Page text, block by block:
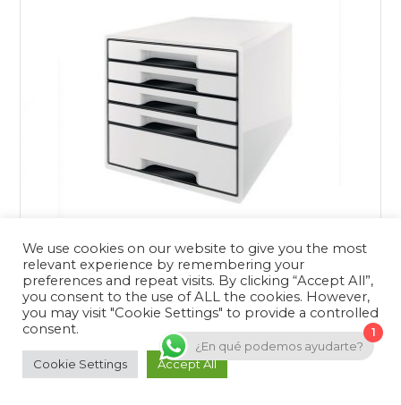
BUC DE CAJONES WOW CUBE NEGRO / BLANCO
79,90€
Atractivo buc de cajones WOW CUBE de máxima calidad
en vistosa y elegante combinación de dos colores con…
We use cookies on our website to give you the most
relevant experience by remembering your
preferences and repeat visits. By clicking “Accept All”,
you consent to the use of ALL the cookies. However,
you may visit "Cookie Settings" to provide a controlled
consent.
Cookie Settings Accept All
1
¿En qué podemos ayudarte?